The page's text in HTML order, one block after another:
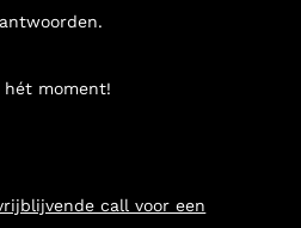
hét moment!
call voor een